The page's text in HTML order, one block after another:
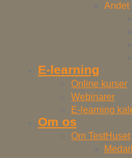
Andet
E-learning
Online kurser
Webinarer
E-learning
Om os
Om TestHuset